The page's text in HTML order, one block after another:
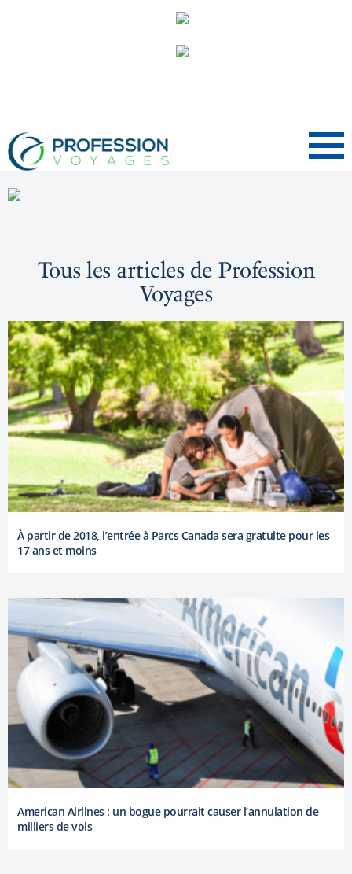
Menu
Tous les articles de Profession
Voyages
À partir de 2018, l’entrée à Parcs Canada sera gratuite pour les
17 ans et moins
American Airlines : un bogue pourrait causer l’annulation de
milliers de vols